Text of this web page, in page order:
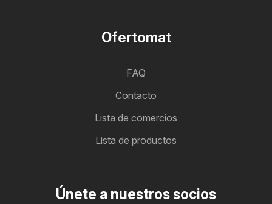
Ofertomat
FAQ
Contacto
Lista de comercios
Lista de productos
Únete a nuestros socios